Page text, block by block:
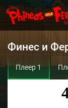
Финес и
Плеер 1